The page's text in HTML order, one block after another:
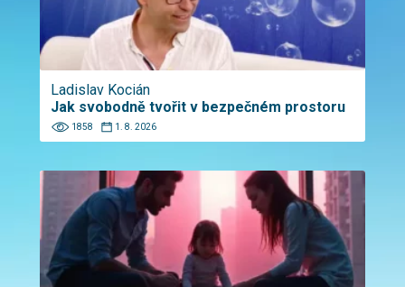
Ladislav Kocián
Jak svobodně tvořit v bezpečném prostoru
1858 1. 8. 2026